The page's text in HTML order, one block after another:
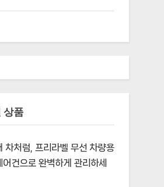
상품
차처럼, 프리라벨 무선 차량용
건으로 완벽하게 관리하세